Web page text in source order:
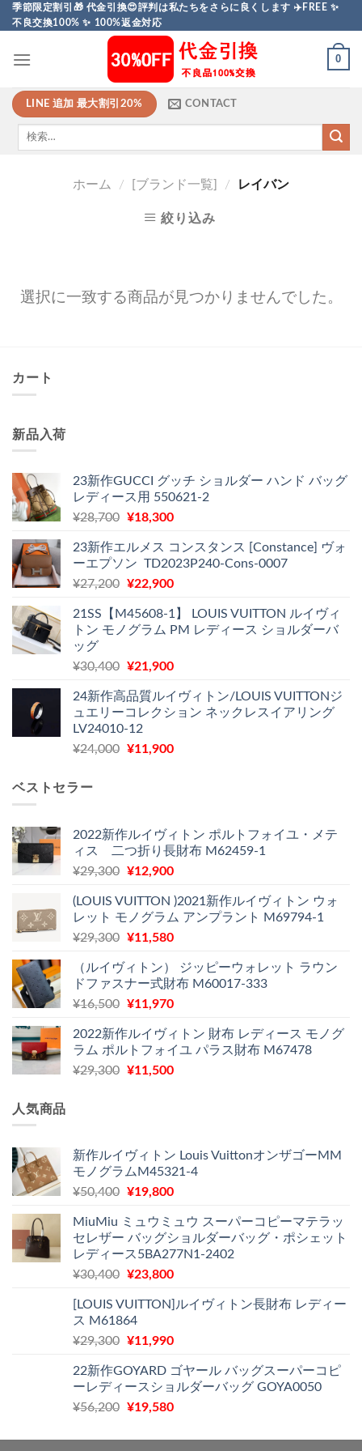
Skip
to
季節限定割引🎁 代金引換😍評判は私たちをさらに良くします ✈️FREE ✨
不良交換100% ✨ 100%返金対応
0
LINE 追加 最大割引20% CONTACT
ホーム / [ブランド一覧] / レイバン
絞り込み
選択に一致する商品が見つかりませんでした。
カート
新品入荷
23新作GUCCI グッチ ショルダー ハンド バッグ
レディース用 550621-2
¥28,700 元
価
格
は
で
し
¥18,300現
の
価
格
¥18,300
で
23新作エルメス コンスタンス [Constance] ヴォ
ーエプソン TD2023P240-Cons-0007
¥27,200 元
価
格
¥27,200
し
た。
¥22,900現
の
価
は
で
す。
21SS【M45608-1】 LOUIS VUITTON ルイヴィ
トン モノグラム PM レディース ショルダーバ
ッグ
¥30,400 元
価
格
は
¥30,400
¥21,900現
の
価
は
24新作高品質ルイヴィトン/LOUIS VUITTONジ
ュエリーコレクション ネックレスイアリング
LV24010-12
¥24,000 元
¥24,000
で
し
¥11,900現
は
¥11,900
で
ベストセラー
2022新作ルイヴィトン ポルトフォイユ・メテ
ィス 二つ折り長財布 M62459-1
¥29,300 元
価
格
は
で
し
た。
¥12,900現
の
価
格
¥12,900
で
す。
(LOUIS VUITTON )2021新作ルイヴィトン ウォ
レット モノグラム アンプラント M69794-1
¥29,300 元
価
格
は
で
し
た。
¥11,580現
の
価
格
¥11,580
で
す。
（ルイヴィトン） ジッピーウォレット ラウン
ドファスナー式財布 M60017-333
¥16,500 元
価
格
は
¥11,970現
の
価
格
2022新作ルイヴィトン 財布 レディース モノグ
ラム ポルトフォイユ パラス財布 M67478
¥29,300 元
¥29,300
で
し
¥11,500現
は
¥11,500
で
人気商品
新作ルイヴィトン Louis VuittonオンザゴーMM
モノグラムM45321-4
¥50,400 元
価
格
は
¥50,400
し
た。
¥19,800現
の
価
格
は
で
MiuMiu ミュウミュウ スーパーコピーマテラッ
セレザー バッグショルダーバッグ・ポシェット
レディース5BA277N1-2402
¥30,400 元
価
格
は
で
し
た。
¥23,800現
の
格
¥23,800
で
す。
[LOUIS VUITTON]ルイヴィトン長財布 レディー
ス M61864
¥29,300 元
価
格
は
で
¥11,990現
の
価
格
¥11,990
22新作GOYARD ゴヤール バッグスーパーコピ
ーレディースショルダーバッグ GOYA0050
¥56,200 元
価
¥19,580現
の